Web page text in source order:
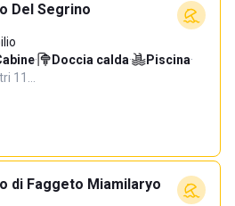
Del Segrino
· Doccia calda· Piscina·
11…
di Faggeto Miamilaryo